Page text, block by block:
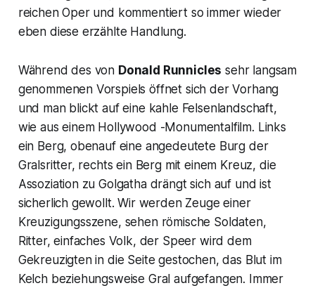
reichen Oper und kommentiert so immer wieder
eben diese erzählte Handlung.
Während des von Donald Runnicles sehr langsam
genommenen Vorspiels öffnet sich der Vorhang
und man blickt auf eine kahle Felsenlandschaft,
wie aus einem Hollywood -Monumentalfilm. Links
ein Berg, obenauf eine angedeutete Burg der
Gralsritter, rechts ein Berg mit einem Kreuz, die
Assoziation zu Golgatha drängt sich auf und ist
sicherlich gewollt. Wir werden Zeuge einer
Kreuzigungsszene, sehen römische Soldaten,
Ritter, einfaches Volk, der Speer wird dem
Gekreuzigten in die Seite gestochen, das Blut im
Kelch beziehungsweise Gral aufgefangen. Immer